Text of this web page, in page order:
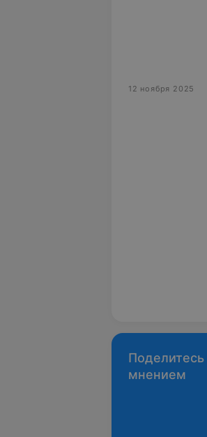
12 ноября 2025
Поделитесь
мнением